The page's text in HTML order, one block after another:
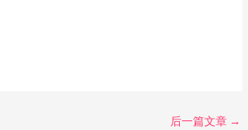
后一篇文章 →